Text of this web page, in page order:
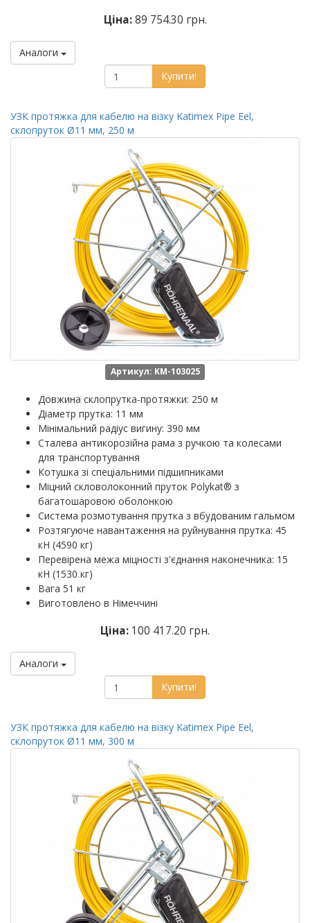
Ціна: 89 754.30 грн.
Аналоги
Купити!
УЗК протяжка для кабелю на візку Katimex Pipe Eel,
склопруток Ø11 мм, 250 м
Артикул: KM-103025
Довжина склопрутка-протяжки: 250 м
Діаметр прутка: 11 мм
Мінімальний радіус вигину: 390 мм
Сталева антикорозійна рама з ручкою та колесами
для транспортування
Котушка зі спеціальними підшипниками
Міцний скловолоконний пруток Polykat® з
багатошаровою оболонкою
Система розмотування прутка з вбудованим гальмом
Розтягуюче навантаження на руйнування прутка: 45
кН (4590 кг)
Перевірена межа міцності з'єднання наконечника: 15
кН (1530 кг)
Вага 51 кг
Виготовлено в Німеччині
Ціна: 100 417.20 грн.
Аналоги
Купити!
УЗК протяжка для кабелю на візку Katimex Pipe Eel,
склопруток Ø11 мм, 300 м